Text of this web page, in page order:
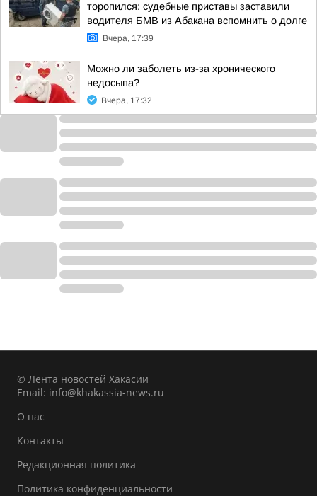
торопился: судебные приставы заставили
водителя БМВ из Абакана вспомнить о долге
Вчера, 17:39
Можно ли заболеть из-за хронического
недосыпа?
Вчера, 17:32
© Лента новостей Хакасии
Email: info@khakassia-news.ru
О нас
Контакты
Редакционная политика
Политика конфиденциальности